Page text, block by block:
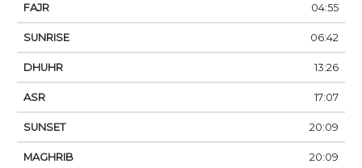
04:55
06:42
13:26
17:07
20:09
20:09